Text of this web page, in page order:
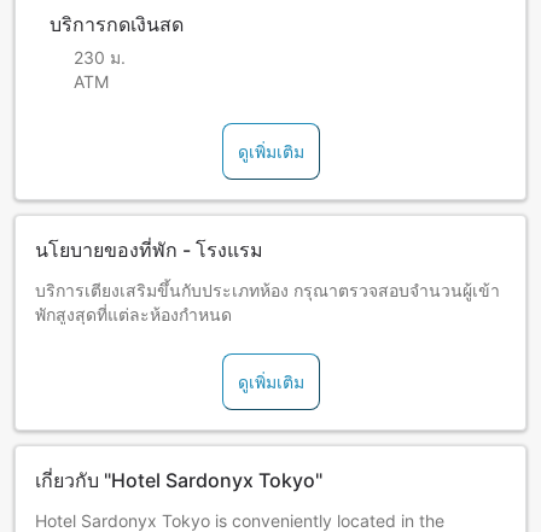
บริการกดเงินสด
230 ม.
ATM
ดูเพิ่มเติม
นโยบายของที่พัก - โรงแรม
บริการเตียงเสริมขึ้นกับประเภทห้อง กรุณาตรวจสอบจำนวนผู้เข้า
พักสูงสุดที่แต่ละห้องกำหนด
ดูเพิ่มเติม
เกี่ยวกับ "Hotel Sardonyx Tokyo"
Hotel Sardonyx Tokyo is conveniently located in the